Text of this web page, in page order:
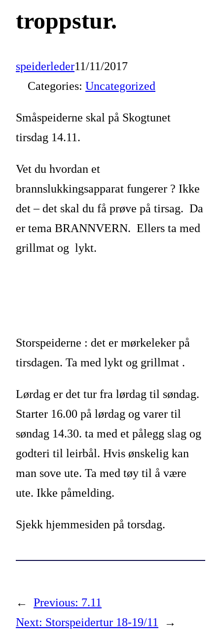
troppstur.
speiderleder11/11/2017
Categories: Uncategorized
Småspeiderne skal på Skogtunet
tirsdag 14.11.
Vet du hvordan et
brannslukkingsapparat fungerer ? Ikke
det – det skal du få prøve på tirsag. Da
er tema BRANNVERN. Ellers ta med
grillmat og lykt.
Storspeiderne : det er mørkeleker på
tirsdagen. Ta med lykt og grillmat .
Lørdag er det tur fra lørdag til søndag.
Starter 16.00 på lørdag og varer til
søndag 14.30. ta med et pålegg slag og
godteri til leirbål. Hvis ønskelig kan
man sove ute. Ta med tøy til å være
ute. Ikke påmelding.
Sjekk hjemmesiden på torsdag.
← Previous: 7.11
Next: Storspeidertur 18-19/11 →